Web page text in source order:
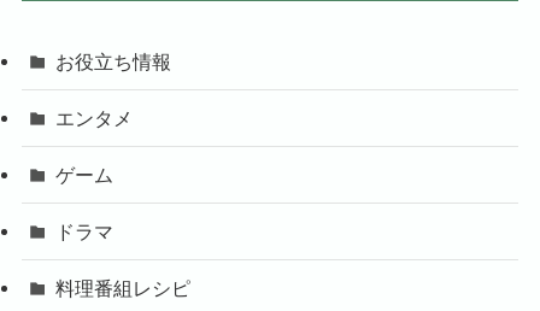
お役立ち情報
エンタメ
ゲーム
ドラマ
料理番組レシピ